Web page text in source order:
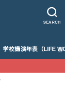
SEARCH
学校講演年表（LIFE